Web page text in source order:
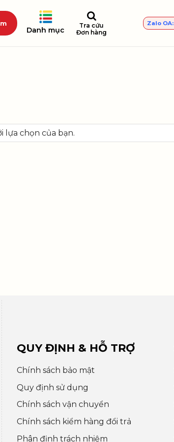
Danh mục
Tra cứu
Đơn hàng
Zalo OA:
lựa chọn của bạn.
QUY ĐỊNH & HỖ TRỢ
Chính sách bảo mật
Quy định sử dụng
Chính sách vận chuyển
Chính sách kiểm hàng đổi trả
Phân định trách nhiệm